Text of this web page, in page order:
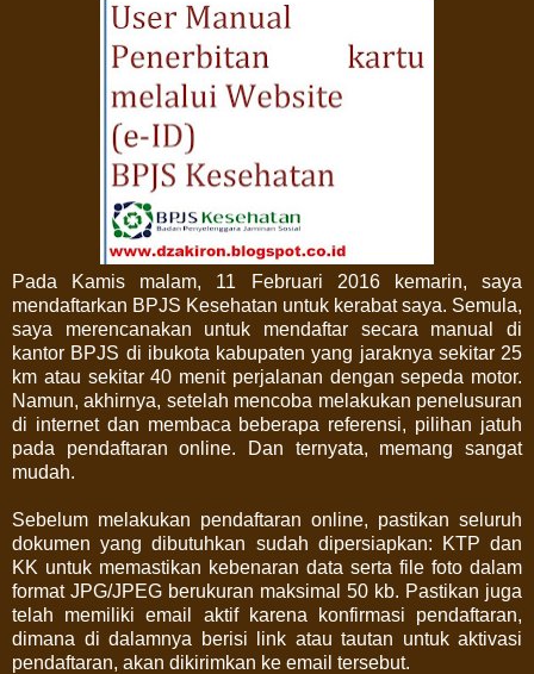
Pada Kamis malam, 11 Februari 2016 kemarin, saya
mendaftarkan BPJS Kesehatan untuk kerabat saya. Semula,
saya merencanakan untuk mendaftar secara manual di
kantor BPJS di ibukota kabupaten yang jaraknya sekitar 25
km atau sekitar 40 menit perjalanan dengan sepeda motor.
Namun, akhirnya, setelah mencoba melakukan penelusuran
di internet dan membaca beberapa referensi, pilihan jatuh
pada pendaftaran online. Dan ternyata, memang sangat
mudah.
Sebelum melakukan pendaftaran online, pastikan seluruh
dokumen yang dibutuhkan sudah dipersiapkan: KTP dan
KK untuk memastikan kebenaran data serta file foto dalam
format JPG/JPEG berukuran maksimal 50 kb. Pastikan juga
telah memiliki email aktif karena konfirmasi pendaftaran,
dimana di dalamnya berisi link atau tautan untuk aktivasi
pendaftaran, akan dikirimkan ke email tersebut.